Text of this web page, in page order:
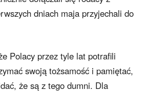
dniach maja przyjechali do
Polacy przez tyle lat potrafili
swoją tożsamość i pamiętać,
że są z tego dumni. Dla